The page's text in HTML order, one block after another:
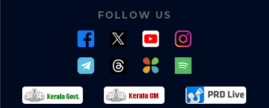
FOLLOW US